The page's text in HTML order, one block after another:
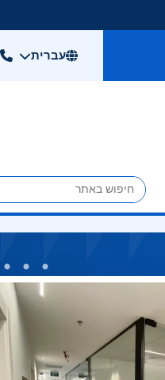
עברית
חיפוש במרכז הפתרונות